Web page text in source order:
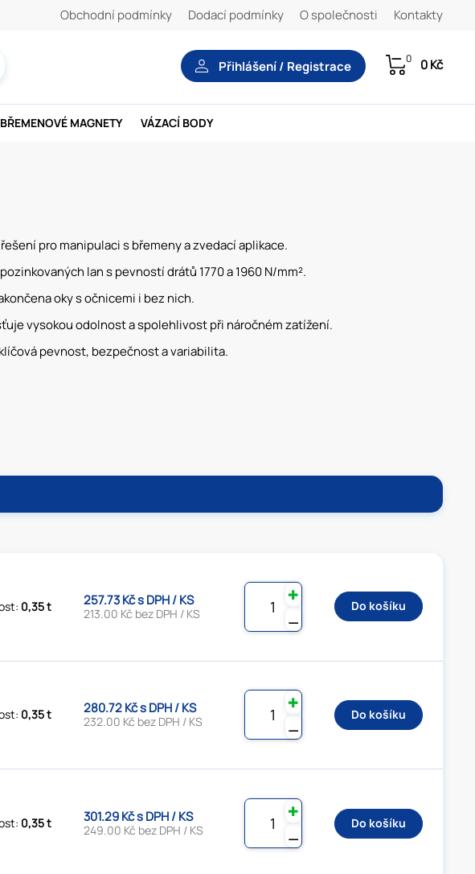
Obchodní podmínky Dodací podmínky O společnosti Kontakty
Přihlášení / Registrace 0 0 Kč
BŘEMENOVÉ MAGNETY VÁZACÍ BODY
pro manipulaci s břemeny a zvedací aplikace.
lan s pevností drátů 1770 a 1960 N/mm².
oky s očnicemi i bez nich.
vysokou odolnost a spolehlivost při náročném zatížení.
pevnost, bezpečnost a variabilita.
0,35 t 257.73 Kč s DPH / KS
213.00 Kč bez DPH / KS ⚊
✚
Do košíku
0,35 t 280.72 Kč s DPH / KS
232.00 Kč bez DPH / KS ⚊
✚
Do košíku
0,35 t 301.29 Kč s DPH / KS
249.00 Kč bez DPH / KS ⚊
✚
Do košíku